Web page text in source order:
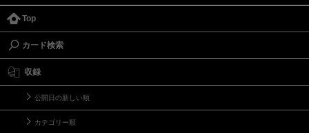
Top
カード検索
収録
公開日の新しい順
カテゴリー順